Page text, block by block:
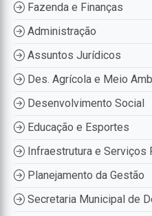
Fazenda e Finanças
Administração
Assuntos Jurídicos
Des. Agrícola e Meio
Desenvolvimento Social
Educação e Esportes
Infraestrutura e Serviços
Planejamento da Gestão
Secretaria Municipal de